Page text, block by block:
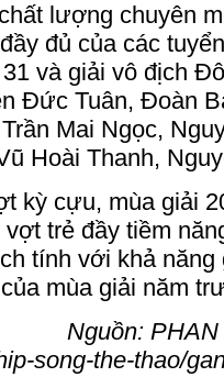
lượng chuyên
đủ của các
và giải vô địch
Đức Tuân, Đoàn
Mai Ngọc,
Hoài Thanh,
kỳ cựu, mùa giải
trẻ đầy tiềm
tính với khả
mùa giải năm
Nguồn:
song-the-thao/